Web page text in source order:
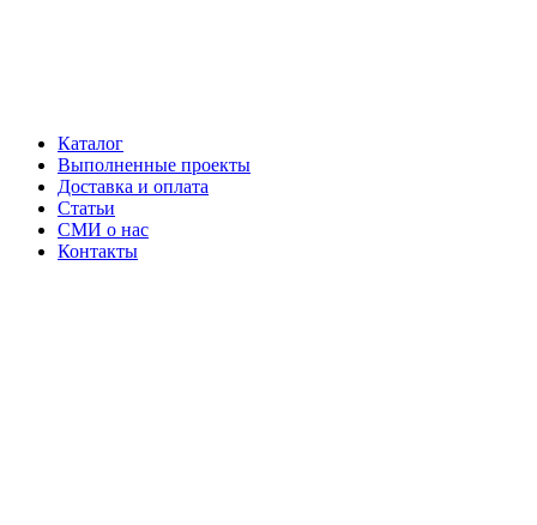
Каталог
Выполненные проекты
Доставка и оплата
Статьи
СМИ о нас
Контакты